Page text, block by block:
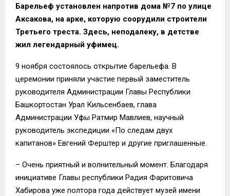
Барельеф установлен напротив дома №7 по улице
Аксакова, на арке, которую соорудили строители
Третьего треста. Здесь, неподалеку, в детстве
жил легендарный уфимец.
9 ноября состоялось открытие барельефа. В
церемонии приняли участие первый заместитель
руководителя Администрации Главы Республики
Башкортостан Урал Кильсенбаев, глава
Администрации Уфы Ратмир Мавлиев, научный
руководитель экспедиции «По следам двух
капитанов» Евгений Ферштер и другие приглашенные.
– Очень приятный и волнительный момент. Благодаря
инициативе Главы республики Радия Фаритовича
Хабирова уже полтора года действует музей имени